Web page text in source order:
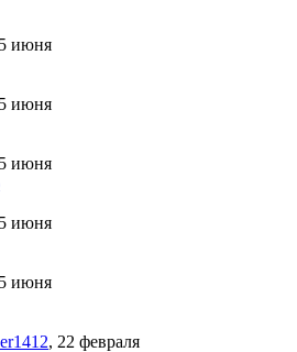
5 июня
5 июня
5 июня
5 июня
5 июня
, 22 февраля